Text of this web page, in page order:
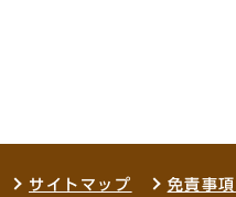
サイトマップ 免責事項